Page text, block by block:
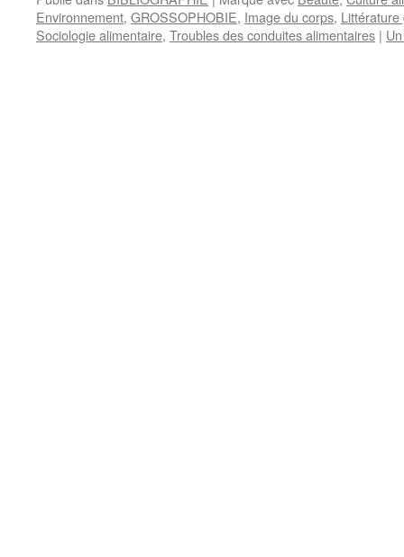
Environnement, GROSSOPHOBIE, Image du corps,
Sociologie alimentaire, Troubles des conduites alimentaires |